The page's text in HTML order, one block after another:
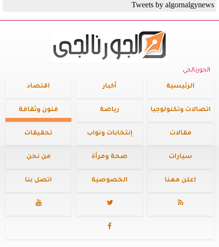
Tweets by algornalgynews
الجورنالجي
الرئيسية أخبار اقتصاد
اتصالات وتكنولوجيا رياضة فنون وثقافة
مقالات إنتخابات ونواب تحقيقات
سيارات صحة ومرأة من نحن
اعلن معنا الخصوصية اتصل بنا



